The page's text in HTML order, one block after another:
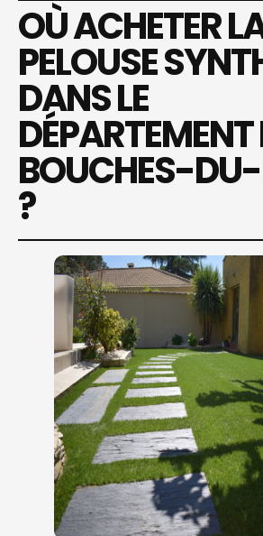
OÙ ACHETER
PELOUSE
DANS LE
DÉPARTEMENT
BOUCHES-
?